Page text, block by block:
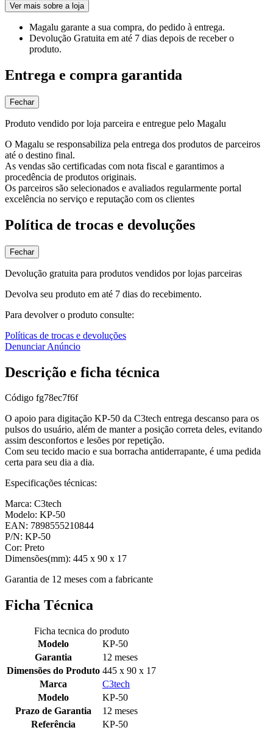
Ver mais sobre a loja
Magalu garante a sua compra, do pedido à entrega.
Devolução Gratuita em até 7 dias depois de receber o
produto.
Entrega e compra garantida
Fechar
Produto vendido por loja parceira e entregue pelo Magalu
O Magalu se responsabiliza pela entrega dos produtos de parceiros
até o destino final.
As vendas são certificadas com nota fiscal e garantimos a
procedência de produtos originais.
Os parceiros são selecionados e avaliados regularmente portal
excelência no serviço e reputação com os clientes
Política de trocas e devoluções
Fechar
Devolução gratuita para produtos vendidos por lojas parceiras
Devolva seu produto em até 7 dias do recebimento.
Para devolver o produto consulte:
Políticas de trocas e devoluções
Denunciar Anúncio
Descrição e ficha técnica
Código fg78ec7f6f
O apoio para digitação KP-50 da C3tech entrega descanso para os
pulsos do usuário, além de manter a posição correta deles, evitando
assim desconfortos e lesões por repetição.
Com seu tecido macio e sua borracha antiderrapante, é uma pedida
certa para seu dia a dia.
Especificações técnicas:
Marca: C3tech
Modelo: KP-50
EAN: 7898555210844
P/N: KP-50
Cor: Preto
Dimensões(mm): 445 x 90 x 17
Garantia de 12 meses com a fabricante
Ficha Técnica
Ficha tecnica do produto
Modelo
KP-50
Garantia
12 meses
Dimensões do Produto 445 x 90 x 17
Marca
C3tech
Modelo
KP-50
Prazo de Garantia
12 meses
Referência
KP-50